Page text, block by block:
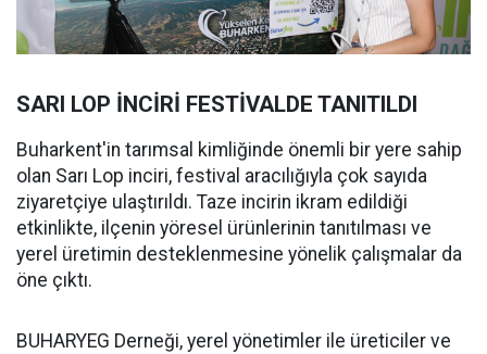
SARI LOP İNCİRİ FESTİVALDE TANITILDI
Buharkent'in tarımsal kimliğinde önemli bir yere sahip
olan Sarı Lop inciri, festival aracılığıyla çok sayıda
ziyaretçiye ulaştırıldı. Taze incirin ikram edildiği
etkinlikte, ilçenin yöresel ürünlerinin tanıtılması ve
yerel üretimin desteklenmesine yönelik çalışmalar da
öne çıktı.
BUHARYEG Derneği, yerel yönetimler ile üreticiler ve